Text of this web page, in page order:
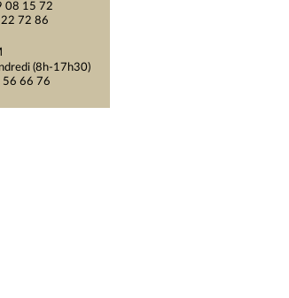
08 15 72
22 72 86
(8h-17h30)
56 66 76